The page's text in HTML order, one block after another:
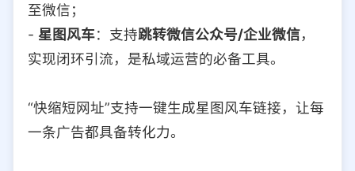
至微信；
- 星图风车：支持跳转微信公众号/企业微信，
实现闭环引流，是私域运营的必备工具。
“快缩短网址”支持一键生成星图风车链接，让每
一条广告都具备转化力。